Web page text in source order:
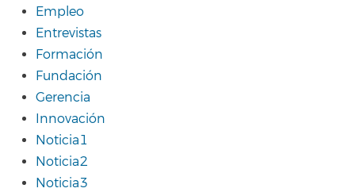
Empleo
Entrevistas
Formación
Fundación
Gerencia
Innovación
Noticia1
Noticia2
Noticia3